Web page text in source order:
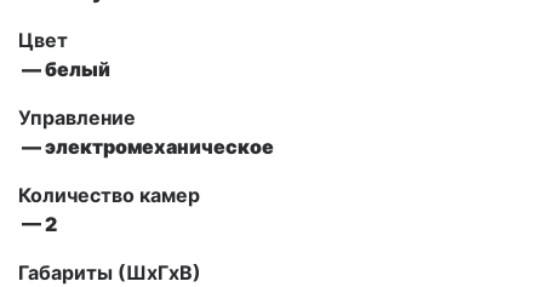
Цвет
— белый
Управление
— электромеханическое
Количество камер
— 2
Габариты (ШxГxВ)